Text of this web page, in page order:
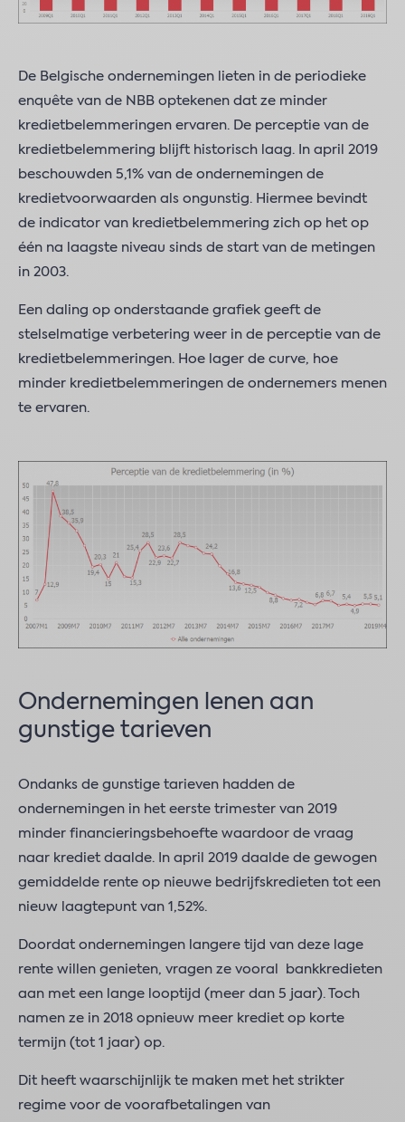
De Belgische ondernemingen lieten in de periodieke
enquête van de NBB optekenen dat ze minder
kredietbelemmeringen ervaren. De perceptie van de
kredietbelemmering blijft historisch laag. In april 2019
beschouwden 5,1% van de ondernemingen de
kredietvoorwaarden als ongunstig. Hiermee bevindt
de indicator van kredietbelemmering zich op het op
één na laagste niveau sinds de start van de metingen
in 2003.
Een daling op onderstaande grafiek geeft de
stelselmatige verbetering weer in de perceptie van de
kredietbelemmeringen. Hoe lager de curve, hoe
minder kredietbelemmeringen de ondernemers menen
te ervaren.
Ondernemingen lenen aan
gunstige tarieven
Ondanks de gunstige tarieven hadden de
ondernemingen in het eerste trimester van 2019
minder financieringsbehoefte waardoor de vraag
naar krediet daalde. In april 2019 daalde de gewogen
gemiddelde rente op nieuwe bedrijfskredieten tot een
nieuw laagtepunt van 1,52%.
Doordat ondernemingen langere tijd van deze lage
rente willen genieten, vragen ze vooral bankkredieten
aan met een lange looptijd (meer dan 5 jaar). Toch
namen ze in 2018 opnieuw meer krediet op korte
termijn (tot 1 jaar) op.
Dit heeft waarschijnlijk te maken met het strikter
regime voor de voorafbetalingen van